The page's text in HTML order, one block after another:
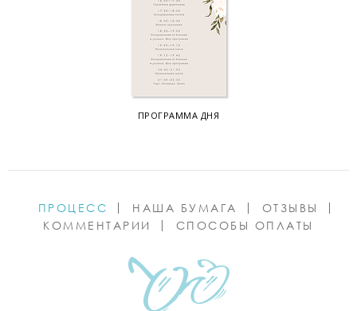
ПРОГРАММА ДНЯ
ПРОЦЕСС НАША БУМАГА
ОТЗЫВЫ
КОММЕНТАРИИ
СПОСОБЫ ОПЛАТЫ